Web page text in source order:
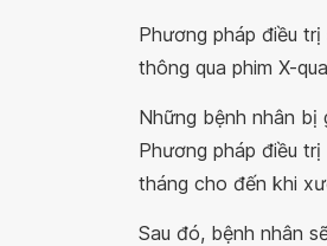
Phương pháp điều
thông qua phim X-
Những bệnh nhân
Phương pháp điều
tháng cho đến khi
Sau đó, bệnh nhân